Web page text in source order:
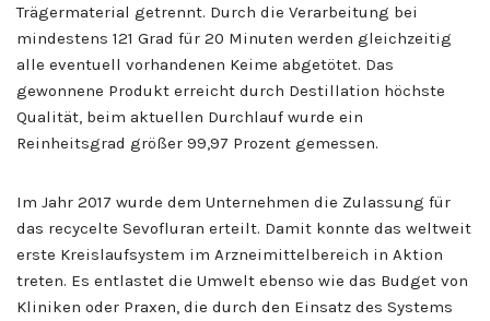
Trägermaterial getrennt. Durch die Verarbeitung bei
mindestens 121 Grad für 20 Minuten werden gleichzeitig
alle eventuell vorhandenen Keime abgetötet. Das
gewonnene Produkt erreicht durch Destillation höchste
Qualität, beim aktuellen Durchlauf wurde ein
Reinheitsgrad größer 99,97 Prozent gemessen.
Im Jahr 2017 wurde dem Unternehmen die Zulassung für
das recycelte Sevofluran erteilt. Damit konnte das weltweit
erste Kreislaufsystem im Arzneimittelbereich in Aktion
treten. Es entlastet die Umwelt ebenso wie das Budget von
Kliniken oder Praxen, die durch den Einsatz des Systems